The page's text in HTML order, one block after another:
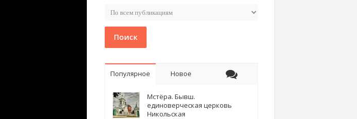
Поиск
Популярное Новое
Мстёра. Бывш.
единоверческая церковь
Никольская